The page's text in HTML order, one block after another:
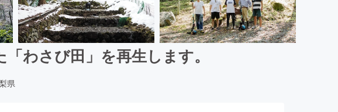
わさび田」を再生します。
県